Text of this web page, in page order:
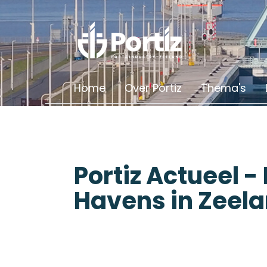
Home Over Portiz Thema's
Portiz Actueel
Havens in